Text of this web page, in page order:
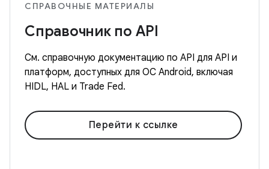
СПРАВОЧНЫЕ МАТЕРИАЛЫ
Справочник по API
См. справочную документацию по API для API и
платформ, доступных для ОС Android, включая
HIDL, HAL и Trade Fed.
Перейти к ссылке